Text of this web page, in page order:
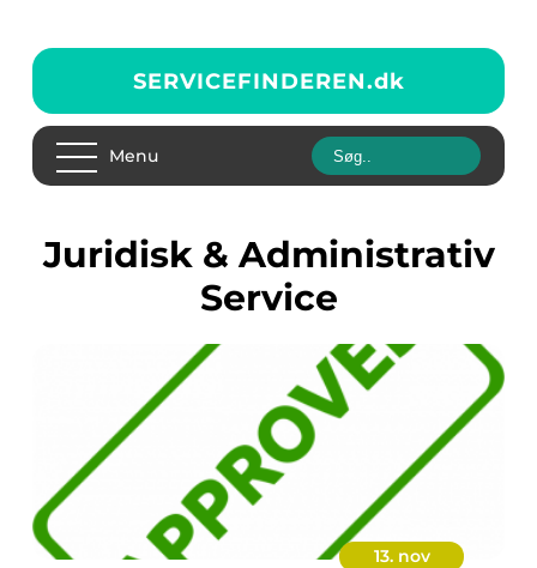
SERVICEFINDEREN.dk
Menu
Juridisk & Administrativ
Service
13. nov